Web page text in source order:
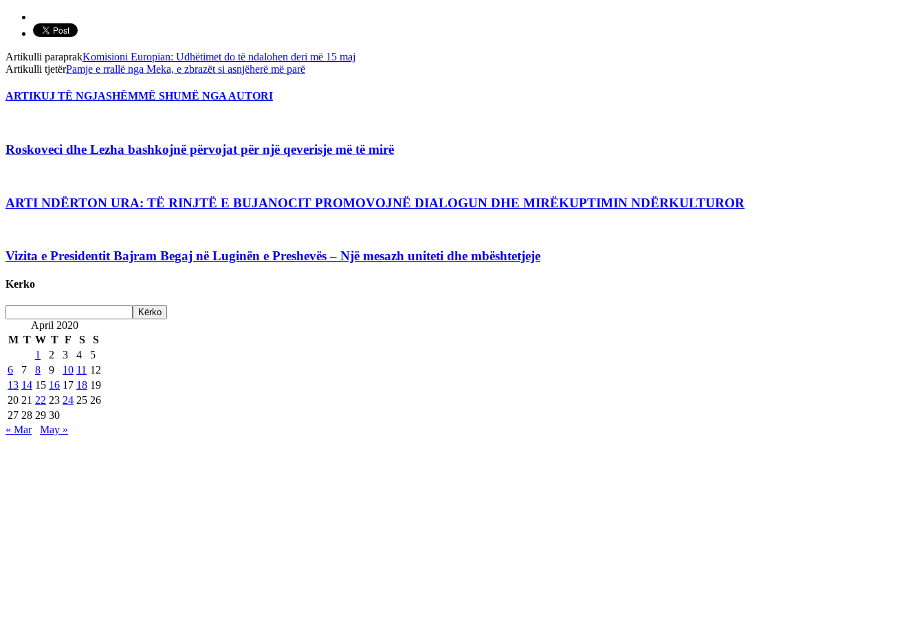
Artikulli paraprakKomisioni Europian: Udhëtimet do të ndalohen deri më 15 maj
Artikulli tjetërPamje e rrallë nga Meka, e zbrazët si asnjëherë më parë
ARTIKUJ TË NGJASHËMMË SHUMË NGA AUTORI
Roskoveci dhe Lezha bashkojnë përvojat për një qeverisje më të mirë
ARTI NDËRTON URA: TË RINJTË E BUJANOCIT PROMOVOJNË DIALOGUN DHE MIRËKUPTIMIN NDËRKULTUROR
Vizita e Presidentit Bajram Begaj në Luginën e Preshevës – Një mesazh uniteti dhe mbështetjeje
Kerko
April 2020
M T W T F S
S
1
2 3 4
5
6
7 8 9 10 11 12
13 14 15 16 17 18 19
20 21 22 23 24 25 26
27 28 29 30
« Mar
May »